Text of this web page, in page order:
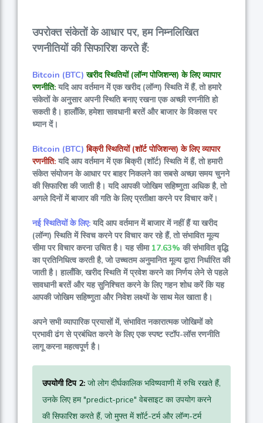
उपरोक्त संकेतों के आधार पर, हम निम्नलिखित
रणनीतियों की सिफारिश करते हैं:
Bitcoin (BTC) खरीद स्थितियों (लॉन्ग पोजिशन्स) के लिए व्यापार
रणनीति: यदि आप वर्तमान में एक खरीद (लॉन्ग) स्थिति में हैं, तो हमारे
संकेतों के अनुसार अपनी स्थिति बनाए रखना एक अच्छी रणनीति हो
सकती है। हालाँकि, हमेशा सावधानी बरतें और बाजार के विकास पर
ध्यान दें।
Bitcoin (BTC) बिक्री स्थितियों (शॉर्ट पोजिशन्स) के लिए व्यापार
रणनीति: यदि आप वर्तमान में एक बिक्री (शॉर्ट) स्थिति में हैं, तो हमारी
संकेत संयोजन के आधार पर बाहर निकलने का सबसे अच्छा समय चुनने
की सिफारिश की जाती है। यदि आपकी जोखिम सहिष्णुता अधिक है, तो
अगले दिनों में बाजार की गति के लिए प्रतीक्षा करने पर विचार करें।
नई स्थितियों के लिए: यदि आप वर्तमान में बाजार में नहीं हैं या खरीद
(लॉन्ग) स्थिति में स्विच करने पर विचार कर रहे हैं, तो संभावित मूल्य
सीमा पर विचार करना उचित है। यह सीमा 17.63% की संभावित वृद्धि
का प्रतिनिधित्व करती है, जो उच्चतम अनुमानित मूल्य द्वारा निर्धारित की
जाती है। हालाँकि, खरीद स्थिति में प्रवेश करने का निर्णय लेने से पहले
सावधानी बरतें और यह सुनिश्चित करने के लिए गहन शोध करें कि यह
आपकी जोखिम सहिष्णुता और निवेश लक्ष्यों के साथ मेल खाता है।
अपने सभी व्यापारिक प्रयासों में, संभावित नकारात्मक जोखिमों को
प्रभावी ढंग से प्रबंधित करने के लिए एक स्पष्ट स्टॉप-लॉस रणनीति
लागू करना महत्वपूर्ण है।
उपयोगी टिप 2: जो लोग दीर्घकालिक भविष्यवाणी में रुचि रखते हैं,
उनके लिए हम "predict-price" वेबसाइट का उपयोग करने
की सिफारिश करते हैं, जो मुफ्त में शॉर्ट-टर्म और लॉन्ग-टर्म